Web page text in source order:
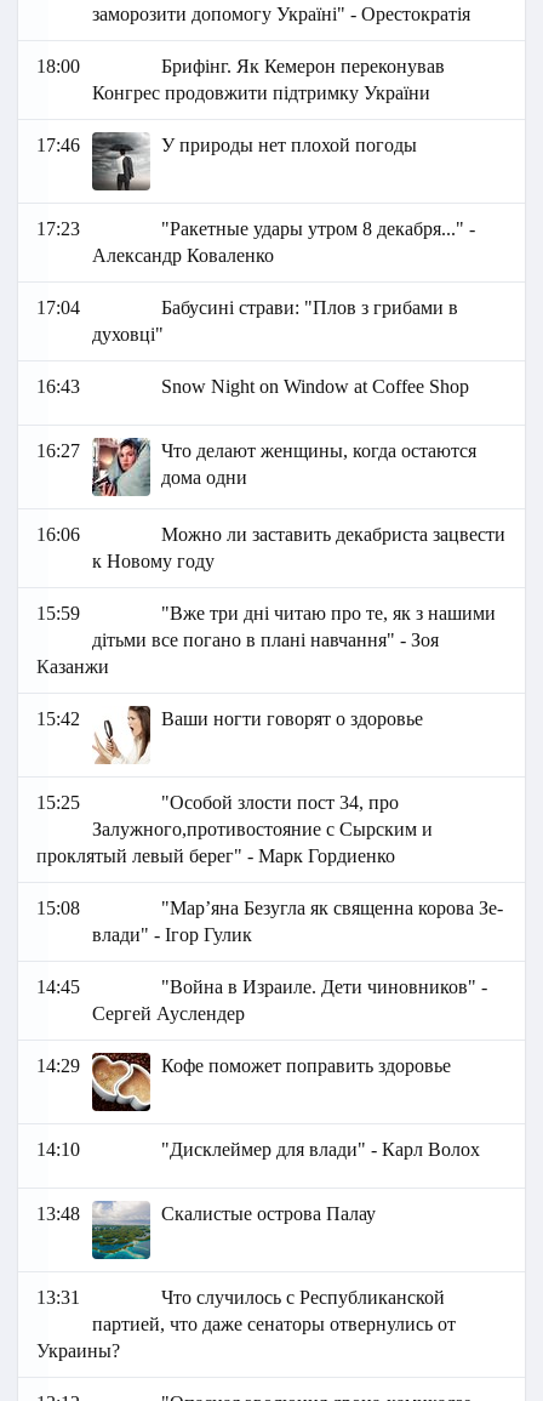
заморозити допомогу Україні" - Орестократія
18:00
Брифінг. Як Кемерон переконував
Конгрес продовжити підтримку України
17:46 У природы нет плохой погоды
17:23
"Ракетные удары утром 8 декабря..." -
Александр Коваленко
17:04
Бабусині страви: "Плов з грибами в
духовці"
16:43 Snow Night on Window at Coffee Shop
16:27
Что делают женщины, когда остаются
дома одни
16:06
Можно ли заставить декабриста зацвести
к Новому году
15:59
"Вже три дні читаю про те, як з нашими
дітьми все погано в плані навчання" - Зоя
Казанжи
15:42 Ваши ногти говорят о здоровье
15:25
"Особой злости пост 34, про
Залужного,противостояние с Сырским и
проклятый левый берег" - Марк Гордиенко
15:08
"Мар’яна Безугла як священна корова Зе-
влади" - Ігор Гулик
14:45
"Война в Израиле. Дети чиновников" -
Сергей Ауслендер
14:29 Кофе поможет поправить здоровье
14:10 "Дисклеймер для влади" - Карл Волох
13:48 Скалистые острова Палау
13:31
Что случилось с Республиканской
партией, что даже сенаторы отвернулись от
Украины?